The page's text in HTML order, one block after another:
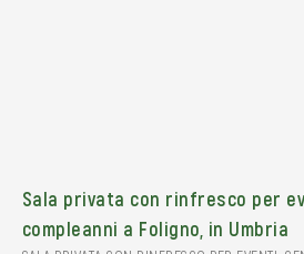
Sala privata con rinfresco per
compleanni a Foligno, in Umbria